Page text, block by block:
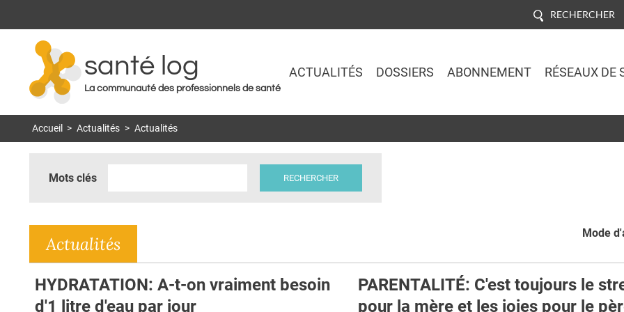
RECHERCHER
santé log
La communauté des professionnels de santé
ACTUALITÉS DOSSIERS ABONNEMENT RÉSEAUX DE
Accueil > Actualités > Actualités
Mots clés
Mode
Actualités
HYDRATATION: A-t-on vraiment besoin
d'1 litre d'eau par jour
PARENTALITÉ: C'est toujours le
pour la mère et les joies pour le